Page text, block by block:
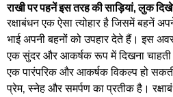
राखी पर पहनें इस तरह की साड़ियां, लुक
रक्षाबंधन एक ऐसा त्योहार है जिसमें बहनें
भाई अपनी बहनों को उपहार देते हैं। इस
एक सुंदर और आकर्षक रूप में दिखना
एक पारंपरिक और आकर्षक विकल्प हो
प्रेम, स्नेह और समर्पण का प्रतीक है।